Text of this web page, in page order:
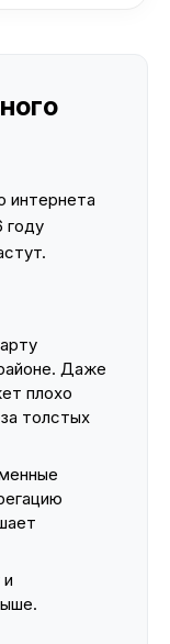
интернета
году
Даже
плохо
толстых